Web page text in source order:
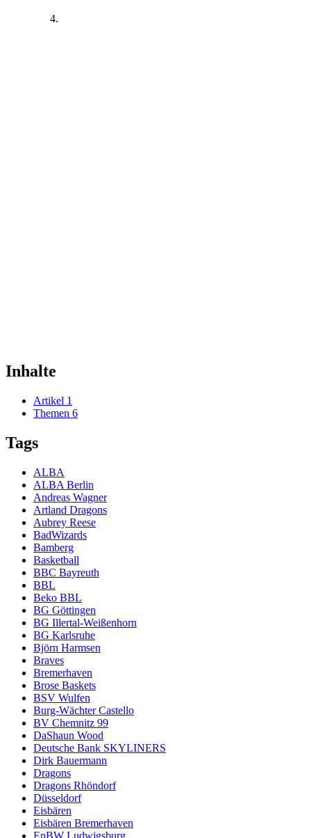
Inhalte
Artikel 1
Themen 6
Tags
ALBA
ALBA Berlin
Andreas Wagner
Artland Dragons
Aubrey Reese
BadWizards
Bamberg
Basketball
BBC Bayreuth
BBL
Beko BBL
BG Göttingen
BG Illertal-Weißenhorn
BG Karlsruhe
Björn Harmsen
Braves
Bremerhaven
Brose Baskets
BSV Wulfen
Burg-Wächter Castello
BV Chemnitz 99
DaShaun Wood
Deutsche Bank SKYLINERS
Dirk Bauermann
Dragons
Dragons Rhöndorf
Düsseldorf
Eisbären
Eisbären Bremerhaven
EnBW Ludwigsburg